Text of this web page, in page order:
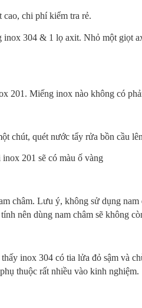
chi phí kiểm tra rẻ.
304 & 1 lọ axit. Nhỏ một giọt
201. Miếng inox nào không có
chút, quét nước tẩy rửa bồn cầu
201 sẽ có màu ố vàng
châm. Lưu ý, không sử dụng
nên dùng nam châm sẽ không
inox 304 có tia lửa đỏ sậm và
thuộc rất nhiều vào kinh nghiệm.